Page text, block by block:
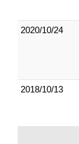
2020/10/24
2018/10/13